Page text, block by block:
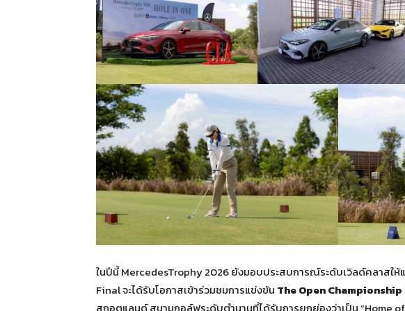
ในปีนี้ MercedesTrophy 2026 ยังมอบประสบการณ์ระดับเวิลด์คลาสให้
Final จะได้รับโอกาสเข้าร่วมชมการแข่งขัน The Open